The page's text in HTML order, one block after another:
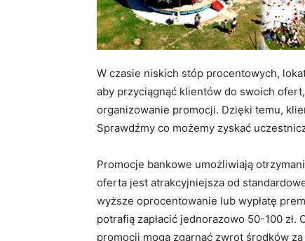
W czasie niskich stóp procentowych,
aby przyciągnąć klientów do swoich
organizowanie promocji. Dzięki temu,
Sprawdźmy co możemy zyskać
Promocje bankowe umożliwiają
oferta jest atrakcyjniejsza od
wyższe oprocentowanie lub wypłatę
potrafią zapłacić jednorazowo 50-100
promocji mogą zgarnąć zwrot środków